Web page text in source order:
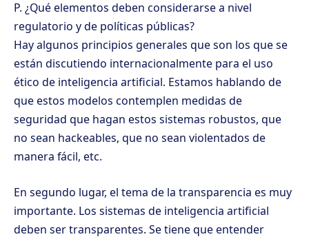
P. ¿Qué elementos deben considerarse a nivel
regulatorio y de políticas públicas?
Hay algunos principios generales que son los que se
están discutiendo internacionalmente para el uso
ético de inteligencia artificial. Estamos hablando de
que estos modelos contemplen medidas de
seguridad que hagan estos sistemas robustos, que
no sean hackeables, que no sean violentados de
manera fácil, etc.
En segundo lugar, el tema de la transparencia es muy
importante. Los sistemas de inteligencia artificial
deben ser transparentes. Se tiene que entender